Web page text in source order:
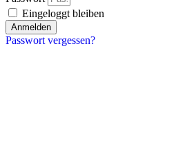
Eingeloggt bleiben
Anmelden
Passwort vergessen?